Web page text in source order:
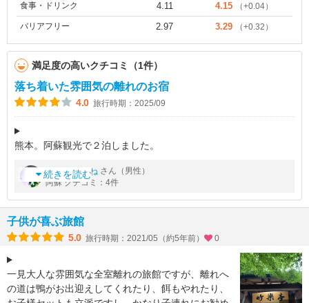
食事・ドリンク 4.11 4.15 （+0.04）
バリアフリー 2.97 3.29 （+0.32）
満足度の高いクチコミ（1件）
落ち着いた雰囲気の離れのお宿
4.0 旅行時期：2025/09
熊本。阿蘇観光で２泊しました。
いていて、プライベート感もあってよかったです。食事は本館の
方へ移動することになりますが、通路には屋根もあるの
続きを読む
byふるぎつね さん（男性）
阿蘇 クチコミ：4件
子供が喜ぶ旅館
5.0 旅行時期：2021/05（約5年前） 0
一見大人な雰囲気な全室離れの旅館ですが、離れへ
の道は鴨がお出迎えしてくれたり、餌もやれたり、